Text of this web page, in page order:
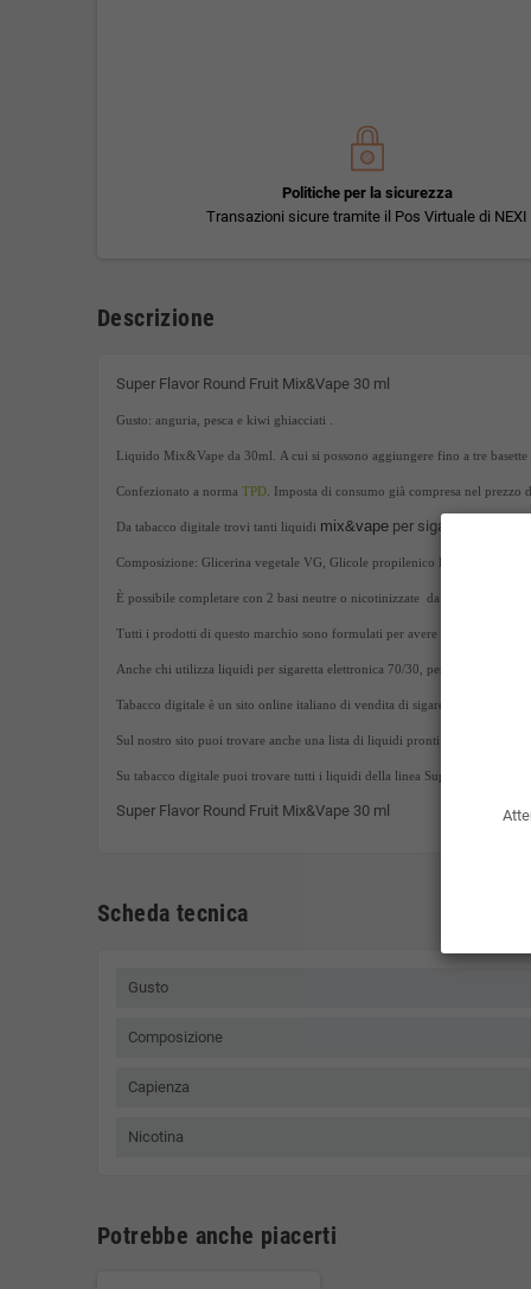
Politiche per la sicurezza
Transazioni sicure tramite il Pos Virtuale di NEXI
Descrizione
Super Flavor Round Fruit Mix&Vape 30 ml
Gusto: anguria, pesca e kiwi ghiacciati .
Liquido Mix&Vape da 30ml. A cui si possono aggiungere fino a tre
Confezionato a norma TPD . Imposta di consumo già compresa nel
Da tabacco digitale trovi tanti liquidi mix&vape per sigaretta
Composizione: Glicerina vegetale VG, Glicole propilenico PG, aromi.
È possibile completare con 2 basi neutre o nicotinizzate da 10ml con
Tutti i prodotti di questo marchio sono formulati per avere uno svapata
Anche chi utilizza liquidi per sigaretta elettronica 70/30, per atomizzatori
Tabacco digitale è un sito online italiano di vendita di sigarette
Sul nostro sito puoi trovare anche una lista di liquidi pronti 10ml.
Su tabacco digitale puoi trovare tutti i liquidi della linea Super Flavor .
Super Flavor Round Fruit Mix&Vape 30 ml
Scheda tecnica
Gusto
Composizione
Capienza
Nicotina
Potrebbe anche piacerti